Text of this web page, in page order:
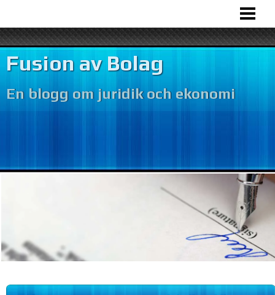
BOLAGSFUSION
VÅR VERKSAMHET
BOKFÖRING
Fusion av Bolag
En blogg om juridik och ekonomi